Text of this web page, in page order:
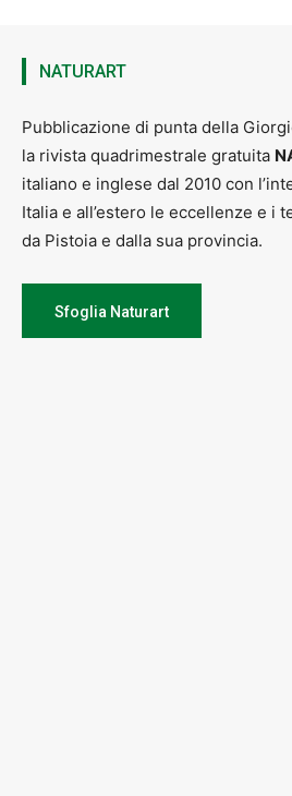
NATURART
Pubblicazione di punta della
la rivista quadrimestrale gratuita
italiano e inglese dal 2010 con
Italia e all’estero le eccellenze e i
da Pistoia e dalla sua provincia.
Sfoglia Naturart